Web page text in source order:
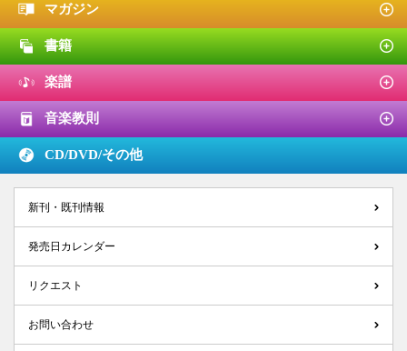
マガジン
書籍
楽譜
音楽教則
CD/DVD/その他
新刊・既刊情報
発売日カレンダー
リクエスト
お問い合わせ